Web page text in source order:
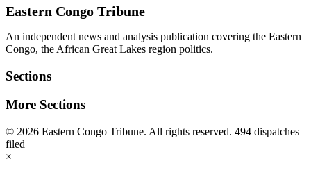
Eastern Congo Tribune
An independent news and analysis publication covering the Eastern
Congo, the African Great Lakes region politics.
Sections
More Sections
© 2026 Eastern Congo Tribune. All rights reserved. 494 dispatches
filed
×